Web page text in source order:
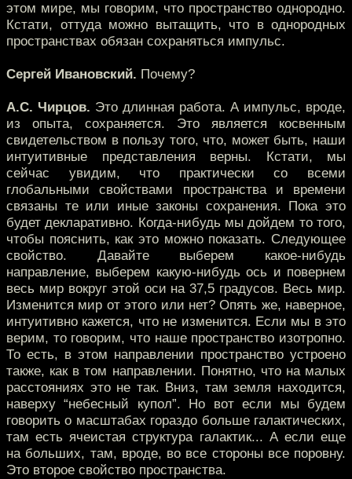
этом мире, мы говорим, что пространство однородно.
Кстати, оттуда можно вытащить, что в однородных
пространствах обязан сохраняться импульс.
Сергей Ивановский. Почему?
А.С. Чирцов. Это длинная работа. А импульс, вроде,
из опыта, сохраняется. Это является косвенным
свидетельством в пользу того, что, может быть, наши
интуитивные представления верны. Кстати, мы
сейчас увидим, что практически со всеми
глобальными свойствами пространства и времени
связаны те или иные законы сохранения. Пока это
будет декларативно. Когда-нибудь мы дойдем то того,
чтобы пояснить, как это можно показать. Следующее
свойство. Давайте выберем какое-нибудь
направление, выберем какую-нибудь ось и повернем
весь мир вокруг этой оси на 37,5 градусов. Весь мир.
Изменится мир от этого или нет? Опять же, наверное,
интуитивно кажется, что не изменится. Если мы в это
верим, то говорим, что наше пространство изотропно.
То есть, в этом направлении пространство устроено
также, как в том направлении. Понятно, что на малых
расстояниях это не так. Вниз, там земля находится,
наверху “небесный купол”. Но вот если мы будем
говорить о масштабах гораздо больше галактических,
там есть ячеистая структура галактик... А если еще
на больших, там, вроде, во все стороны все поровну.
Это второе свойство пространства.